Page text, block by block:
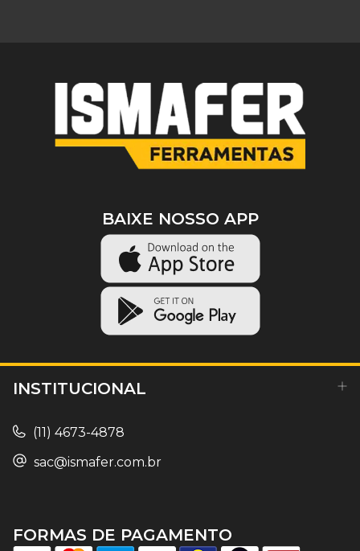
INSTITUCIONAL
(11) 4673-4878
sac@ismafer.com.br
BAIXE NOSSO APP
FORMAS DE PAGAMENTO